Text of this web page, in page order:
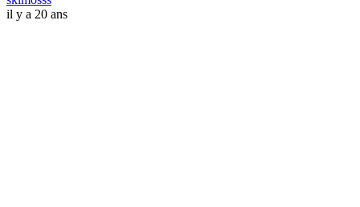
il y a 20 ans